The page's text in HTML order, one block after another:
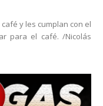
y les cumplan con el
para el café. /Nicolás